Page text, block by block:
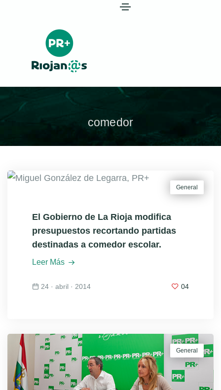
comedor
General
El Gobierno de La Rioja modifica
presupuestos recortando partidas
destinadas a comedor escolar.
Leer Más
24 · abril · 2014 04
General